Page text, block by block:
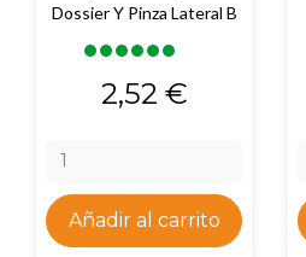
Dossier Y Pinza Lateral B
Precio
2,52 €
Añadir al carrito